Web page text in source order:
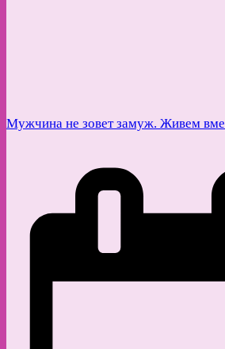
Мужчина не зовет замуж. Живем